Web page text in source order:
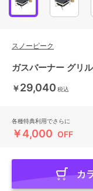
スノーピーク
ガスバーナー グリ
￥29,040 税込
各種特典利用でさらに
￥4,000 OFF
カ